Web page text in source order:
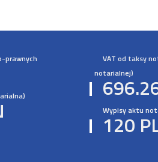
prawnych
VAT od taksy
notarialnej)
Wypisy aktu
120